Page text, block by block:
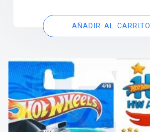
AÑADIR AL CARRITO